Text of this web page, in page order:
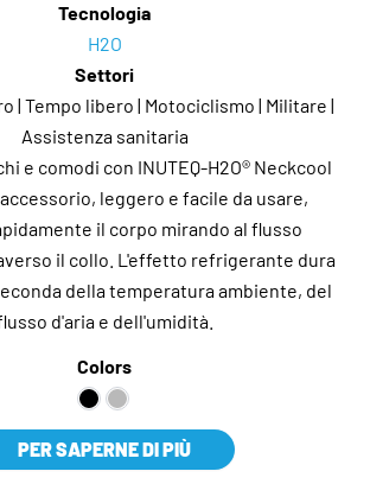
Tecnologia
H2O
Settori
| Tempo libero | Motociclismo | Militare |
Assistenza sanitaria
e comodi con INUTEQ-H2O® Neckcool
leggero e facile da usare,
il corpo mirando al flusso
il collo. L'effetto refrigerante dura
della temperatura ambiente, del
d'aria e dell'umidità.
Colors
PER SAPERNE DI PIÙ